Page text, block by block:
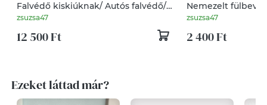
Falvédő kiskiúknak/ Autós falvédő/
Red car/Gyerekszoba
zsuzsa47
12 500 Ft
Nemezelt
Nemez
zsuzsa47
2 400 Ft
Ezeket láttad már?